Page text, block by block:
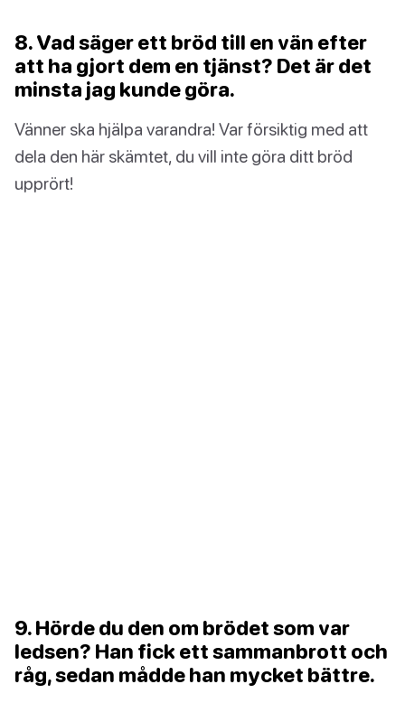
8. Vad säger ett bröd till en vän efter
att ha gjort dem en tjänst? Det är det
minsta jag kunde göra.
Vänner ska hjälpa varandra! Var försiktig med att
dela den här skämtet, du vill inte göra ditt bröd
upprört!
9. Hörde du den om brödet som var
ledsen? Han fick ett sammanbrott och
råg, sedan mådde han mycket bättre.